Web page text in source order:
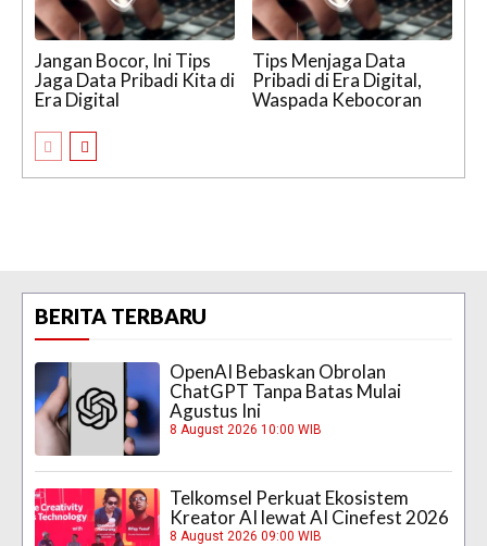
Jangan Bocor, Ini Tips
Jaga Data Pribadi Kita di
Era Digital
Tips Menjaga Data
Pribadi di Era Digital,
Waspada Kebocoran
BERITA TERBARU
OpenAI Bebaskan Obrolan
ChatGPT Tanpa Batas Mulai
Agustus Ini
8 August 2026 10:00 WIB
Telkomsel Perkuat Ekosistem
Kreator AI lewat AI Cinefest 2026
8 August 2026 09:00 WIB